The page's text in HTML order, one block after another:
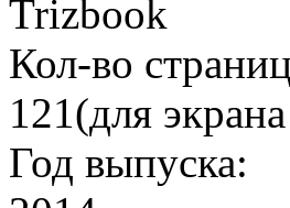
Trizbook
Кол-во
121(для
Год выпуска: